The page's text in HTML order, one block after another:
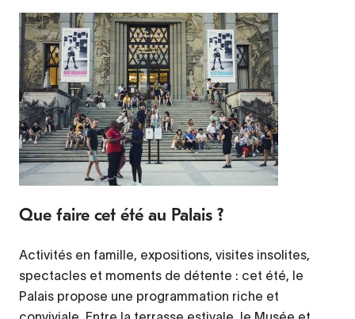
Que faire cet été au Palais ?
Activités en famille, expositions, visites insolites,
spectacles et moments de détente : cet été, le
Palais propose une programmation riche et